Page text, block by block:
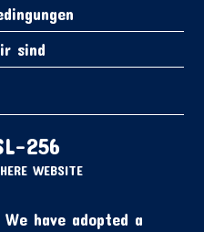
sind
256
WEBSITE
have adopted a